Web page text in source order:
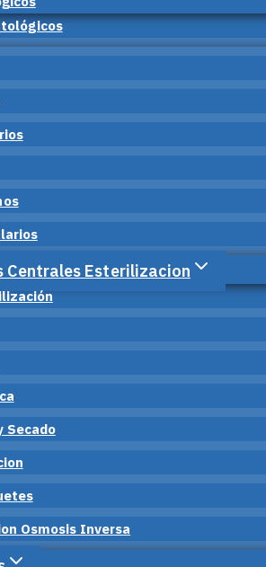
Centrales Esterilizacion
Secado
Osmosis Inversa